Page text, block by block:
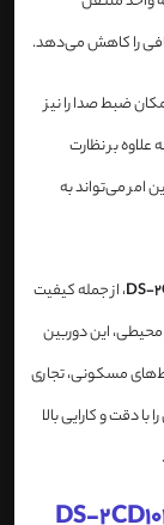
را کاهش می‌دهد.
ضبط صدا را نیز
بر نظارت
امر می‌تواند به
، از جمله کیفیت
محیطی، این دوربین
مسکونی، تجاری
دقت و کارایی بالا